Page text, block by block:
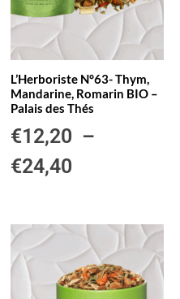
L’Herboriste N°63- Thym,
Mandarine, Romarin BIO –
Palais des Thés
€12,20 –
€24,40